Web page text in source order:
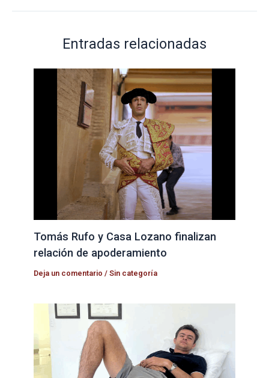
Entradas relacionadas
Tomás Rufo y Casa Lozano finalizan
relación de apoderamiento
Deja un comentario /Sin categoría